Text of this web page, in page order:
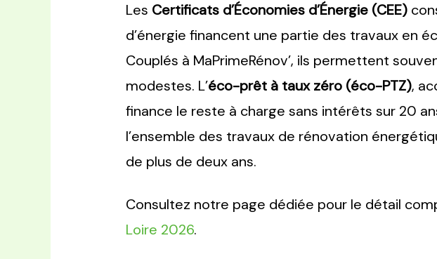
Les Certificats d’Économies d’Énergie (CEE)
d’énergie financent une partie des travaux en
Couplés à MaPrimeRénov’, ils permettent
modestes. L’éco-prêt à taux zéro (éco-PTZ),
finance le reste à charge sans intérêts sur 20
l’ensemble des travaux de rénovation
de plus de deux ans.
Consultez notre page dédiée pour le détail
Loire 2026.